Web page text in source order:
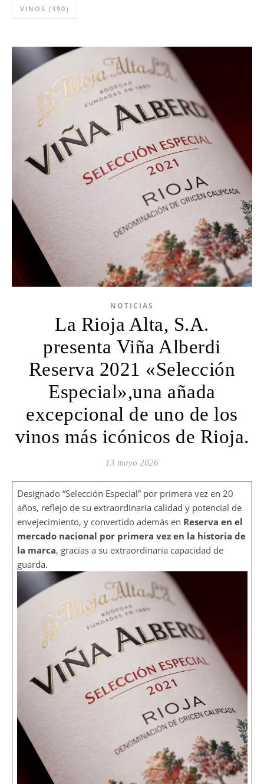
VINOS (390)
NOTICIAS
La Rioja Alta, S.A.
presenta Viña Alberdi
Reserva 2021 «Selección
Especial»,una añada
excepcional de uno de los
vinos más icónicos de Rioja.
13 mayo 2026
Designado “Selección Especial” por primera vez en 20
años, reflejo de su extraordinaria calidad y potencial de
envejecimiento, y convertido además en Reserva en el
mercado nacional por primera vez en la historia de
la marca, gracias a su extraordinaria capacidad de
guarda.